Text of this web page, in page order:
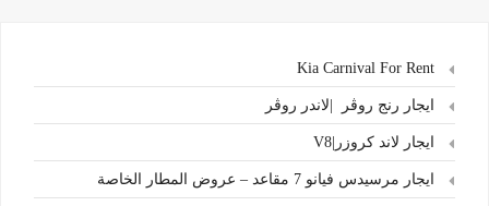
ايجار رنج روڤر |لاندر روڤر
ايجار لاند كروزر|V8
ايجار مرسيدس فيانو 7 مقاعد – عروض المطار الخاصة